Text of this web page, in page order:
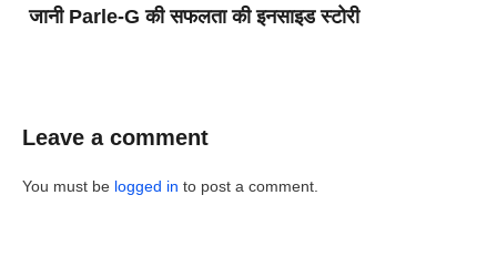
जानी Parle-G की सफलता की इनसाइड स्टोरी
Leave a comment
You must be logged in to post a comment.